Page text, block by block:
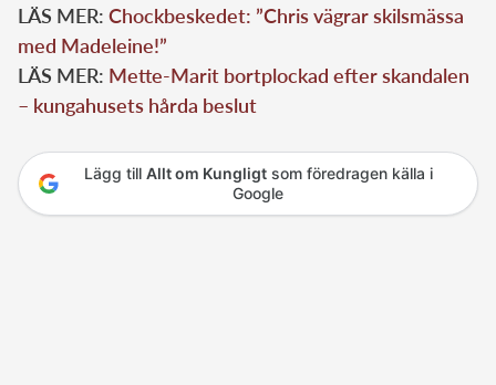
LÄS MER: Chockbeskedet: ”Chris vägrar skilsmässa
med Madeleine!”
LÄS MER: Mette-Marit bortplockad efter skandalen
– kungahusets hårda beslut
Lägg till Allt om Kungligtsom föredragen källa i
Google